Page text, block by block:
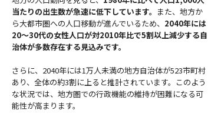
当たりの出生数が急速に低下しています。 また、地方か
ら大都市圏への人口移動が進んでいるため、 2040年には
20～30代の女性人口が対2010年比で5割以上減少する自
治体が多数存在する見込みです。
さらに、2040年には1万人未満の地方自治体が523市町村
あり、全体の約3割に上ると推計されています。このよう
な状況では、地方圏での行政機能の維持が困難になる可
能性が高まります。